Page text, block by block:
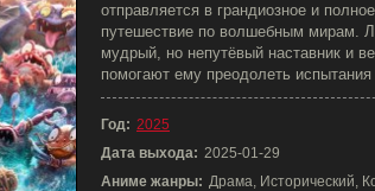
отправляется в грандиозное и
путешествие по волшебным мирам.
мудрый, но непутёвый наставник и
помогают ему преодолеть
Год: 2025
Дата выхода: 2025-01-29
Аниме жанры: Драма, Исторический,